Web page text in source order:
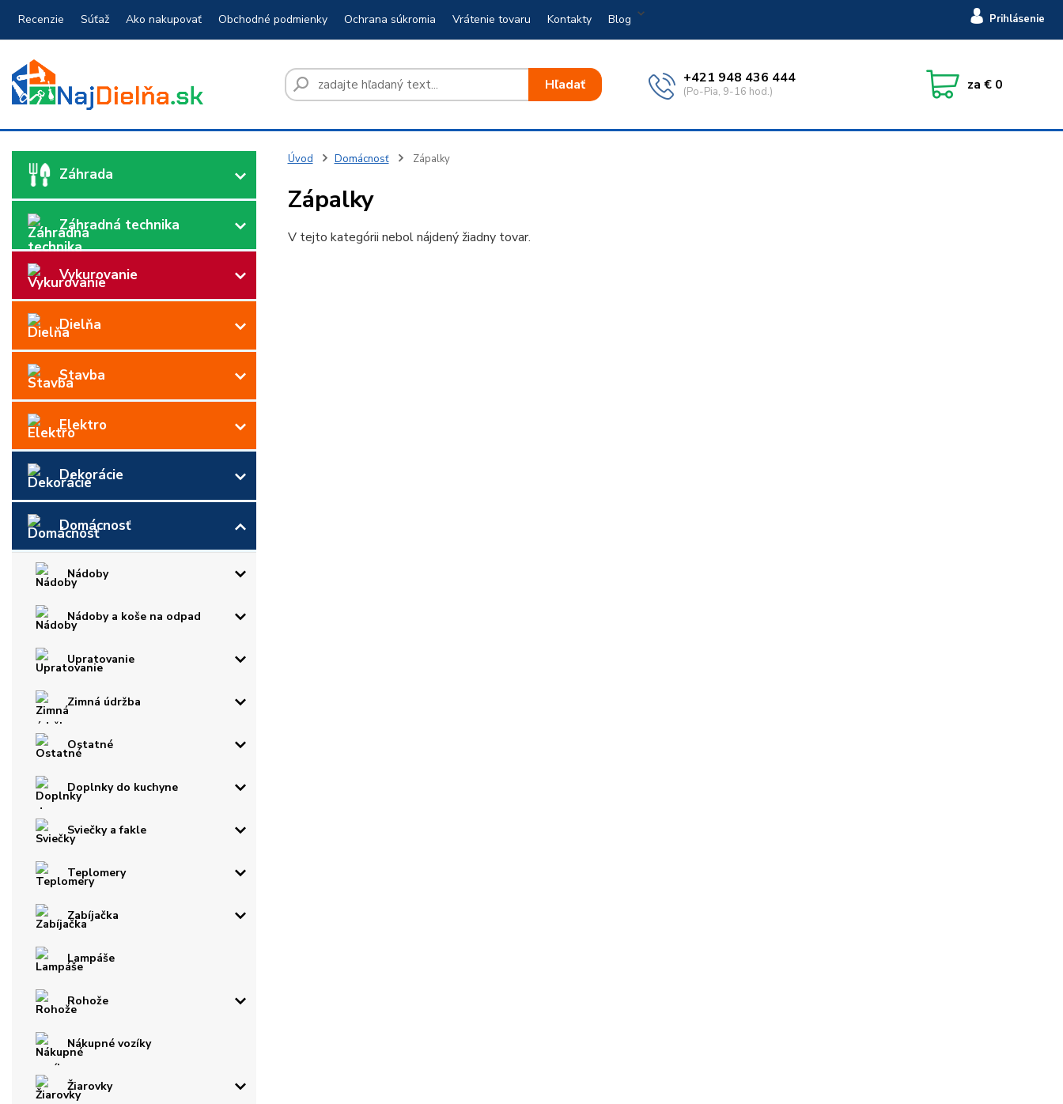
Recenzie Súťaž Ako nakupovať Obchodné podmienky Ochrana súkromia Vrátenie tovaru Kontakty Blog Prihlásenie
Hľadať +421 948 436 444
(Po-Pia, 9-16 hod.) za € 0
Záhrada
Záhradná technika
Vykurovanie
Dielňa
Stavba
Elektro
Dekorácie
Domácnosť
Nádoby
Nádoby a koše na odpad
Upratovanie
Zimná údržba
Ostatné
Doplnky do kuchyne
Sviečky a fakle
Teplomery
Zabíjačka
Lampáše
Rohože
Nákupné vozíky
Žiarovky
Úvod Domácnosť Zápalky
Zápalky
V tejto kategórii nebol nájdený žiadny tovar.